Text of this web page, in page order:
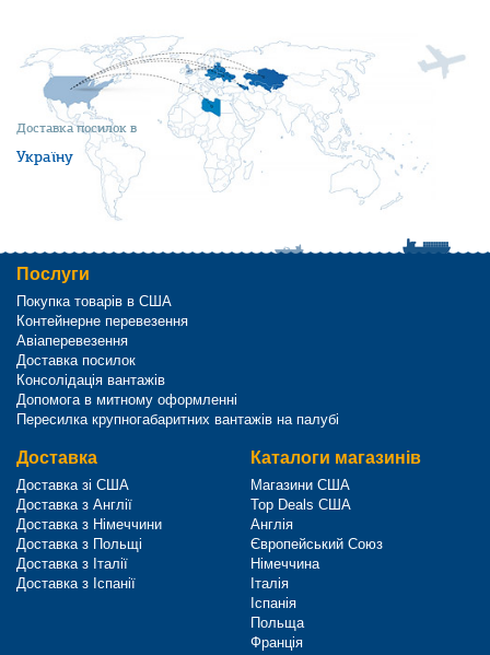
Доставка посилок в
Україну
Послуги
Покупка товарів в США
Контейнерне перевезення
Авіаперевезення
Доставка посилок
Консолідація вантажів
Допомога в митному оформленні
Пересилка крупногабаритних вантажів на палубі
Доставка
Доставка зі США
Доставка з Англії
Доставка з Німеччини
Доставка з Польщі
Доставка з Італії
Доставка з Іспанії
Каталоги магазинів
Магазини США
Top Deals США
Англія
Європейський Союз
Німеччина
Італія
Іспанія
Польща
Франція